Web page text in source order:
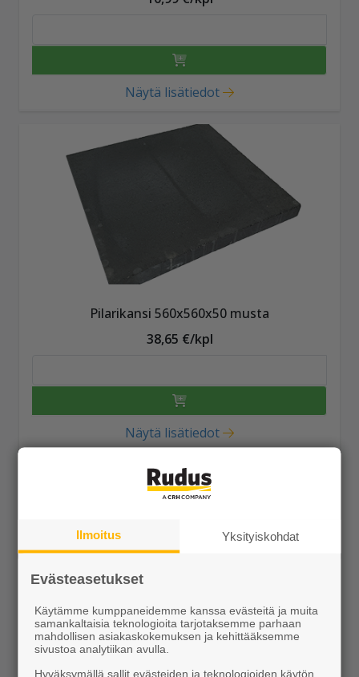
Näytä lisätiedot
Pilarikansi 560x560x50 musta
38,65 €/kpl
Näytä lisätiedot
Opus-muurikiinnike
Ilmoitus Yksityiskohdat
Evästeasetukset
Käytämme kumppaneidemme kanssa evästeitä ja muita
samankaltaisia teknologioita tarjotaksemme parhaan
mahdollisen asiakaskokemuksen ja kehittääksemme
sivustoa analytiikan avulla.
Hyväksymällä sallit evästeiden ja teknologioiden käytön